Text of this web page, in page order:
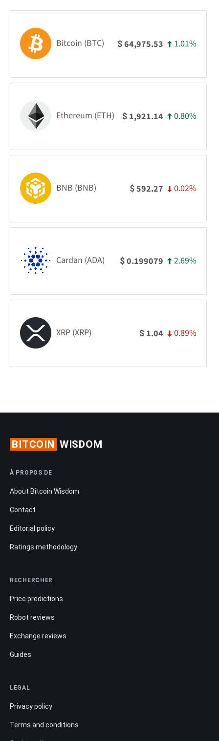
Bitcoin (BTC) $64,975.53 1.01%
Ethereum (ETH) $ 1,921.14 0.80%
BNB (BNB) $592.27 0.02%
Cardan (ADA) $0.199079 2.69%
XRP (XRP) $ 1.04 0.89%
BITCOIN WISDOM
À PROPOS DE
About Bitcoin Wisdom
Contact
Editorial policy
Ratings methodology
RECHERCHER
Price predictions
Robot reviews
Exchange reviews
Guides
LEGAL
Privacy policy
Terms and conditions